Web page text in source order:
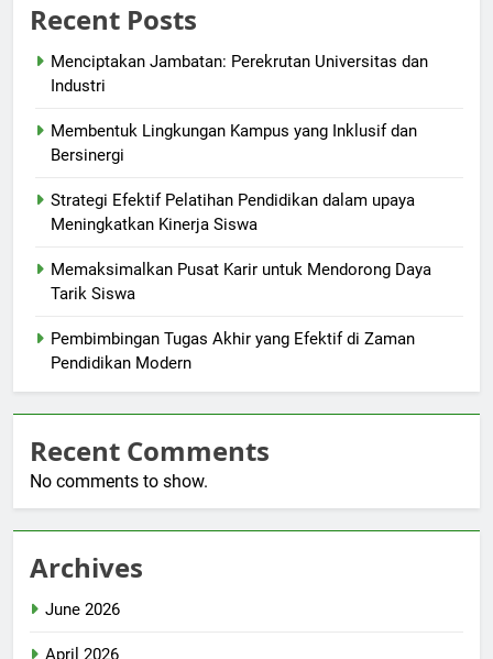
Recent Posts
Menciptakan Jambatan: Perekrutan Universitas dan
Industri
Membentuk Lingkungan Kampus yang Inklusif dan
Bersinergi
Strategi Efektif Pelatihan Pendidikan dalam upaya
Meningkatkan Kinerja Siswa
Memaksimalkan Pusat Karir untuk Mendorong Daya
Tarik Siswa
Pembimbingan Tugas Akhir yang Efektif di Zaman
Pendidikan Modern
Recent Comments
No comments to show.
Archives
June 2026
April 2026